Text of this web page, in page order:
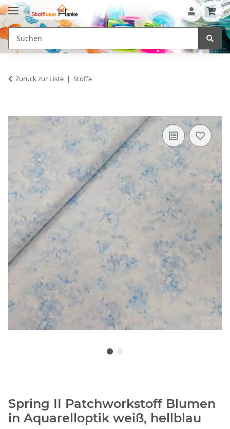
Zurück zur Liste Stoffe
Spring II Patchworkstoff Blumen
in Aquarelloptik weiß, hellblau